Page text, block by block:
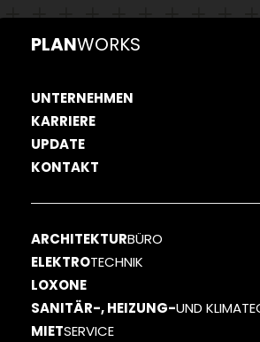
PLANWORKS
UNTERNEHMEN
KARRIERE
UPDATE
KONTAKT
ARCHITEKTURBÜRO
ELEKTROTECHNIK
LOXONE
SANITÄR-, HEIZUNG-UND
MIETSERVICE